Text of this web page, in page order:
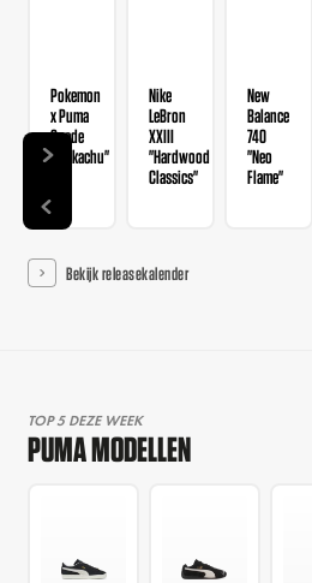
Pokemon
x Puma
Suede
"Pickachu"
Nike
LeBron
XXIII
"Hardwood
Classics"
New
Balance
740
"Neo
Flame"
Bekijk releasekalender
TOP 5 DEZE WEEK
PUMA MODELLEN